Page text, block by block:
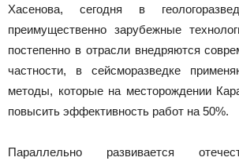
Хасенова, сегодня в
преимущественно зарубежные
постепенно в отрасли внедряются
частности, в сейсморазведке
методы, которые на месторождении
повысить эффективность работ на 50%.
Параллельно развивается